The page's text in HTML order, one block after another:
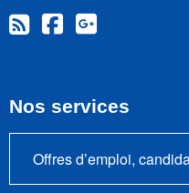
Nos services
Offres d’emploi,